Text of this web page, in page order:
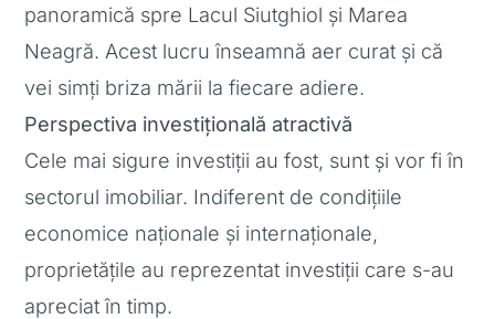
panoramică spre Lacul Siutghiol și Marea
Neagră. Acest lucru înseamnă aer curat și că
vei simți briza mării la fiecare adiere.
Perspectiva investițională atractivă
Cele mai sigure investiții au fost, sunt și vor fi în
sectorul imobiliar. Indiferent de condițiile
economice naționale și internaționale,
proprietățile au reprezentat investiții care s-au
apreciat în timp.